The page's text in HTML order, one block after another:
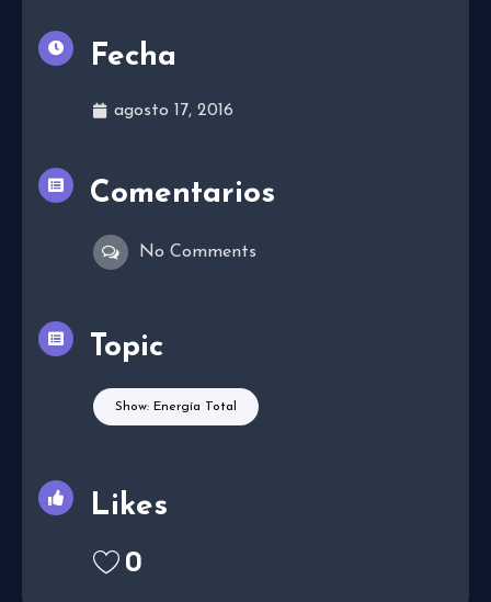
Fecha
agosto 17, 2016
Comentarios
No Comments
Topic
Show: Energía Total
Likes
0